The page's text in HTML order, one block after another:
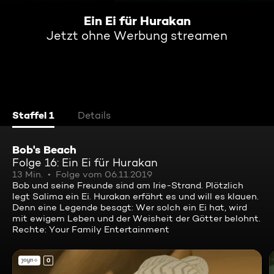
Ein Ei für Hurakan
Jetzt ohne Werbung streamen
Staffel 1 Details
Bob's Beach
Folge 16: Ein Ei für Hurakan
13 Min.
Folge vom 06.11.2019
Bob und seine Freunde sind am Irie-Strand. Plötzlich
legt Salima ein Ei. Hurakan erfährt es und will es klauen.
Denn eine Legende besagt: Wer solch ein Ei hat, wird
mit ewigem Leben und der Weisheit der Götter belohnt.
Rechte: Your Family Entertainment
0